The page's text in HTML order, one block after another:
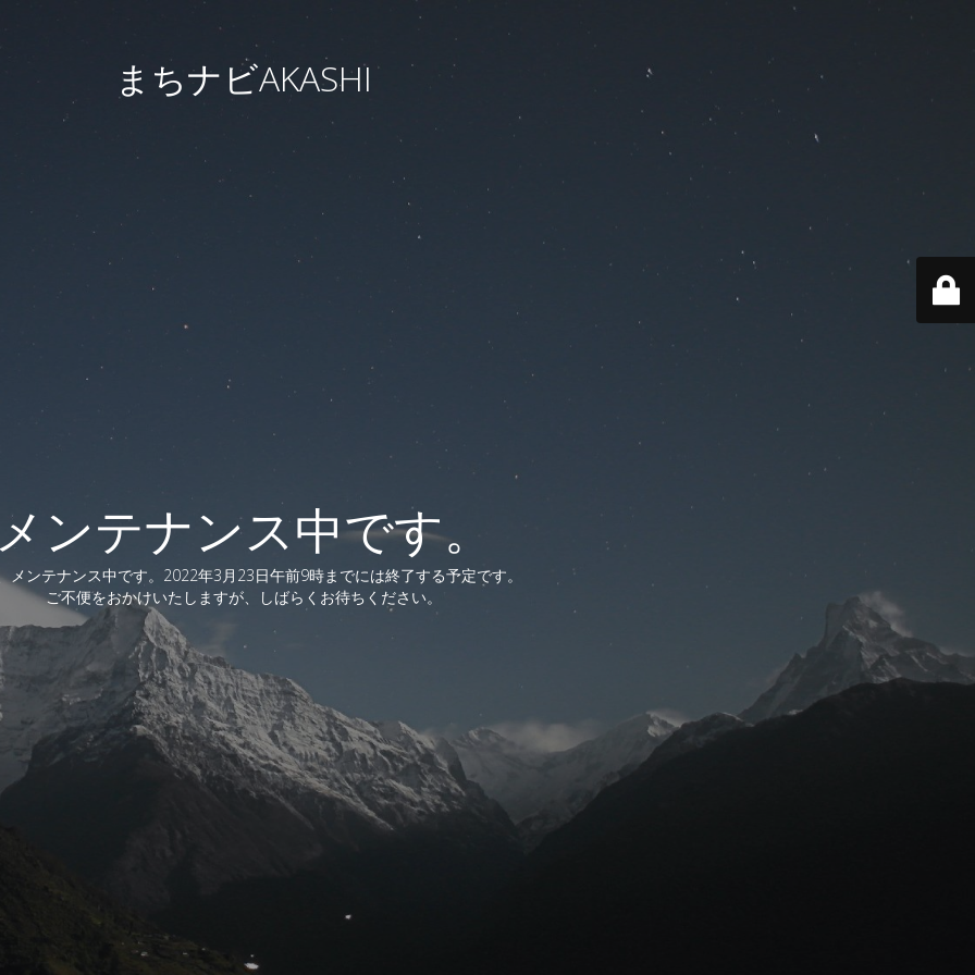
まちナビAKASHI
ンテナンス中です。
メンテナンス中です。2022年3月23日午前9時までには終了する予定です。
ご不便をおかけいたしますが、しばらくお待ちください。